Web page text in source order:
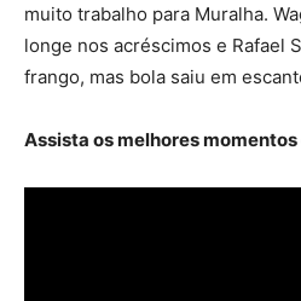
muito trabalho para Muralha.
longe nos acréscimos e Rafael
frango, mas bola saiu em
Assista os melhores